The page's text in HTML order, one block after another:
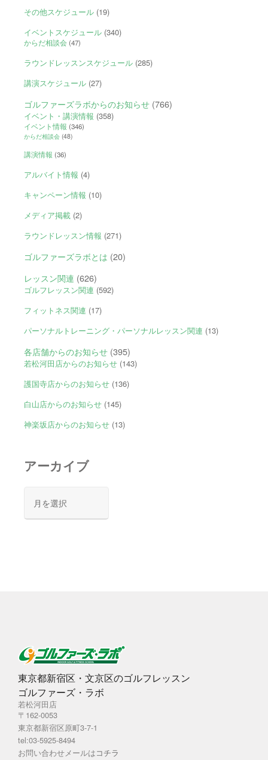
その他スケジュール(19)
イベントスケジュール(340)
からだ相談会(47)
ラウンドレッスンスケジュール(285)
講演スケジュール(27)
ゴルファーズラボからのお知らせ(766)
イベント・講演情報 (358)
イベント情報 (346)
からだ相談会(48)
講演情報 (36)
アルバイト情報 (4)
キャンペーン情報 (10)
メディア掲載(2)
ラウンドレッスン情報 (271)
ゴルファーズラボとは (20)
レッスン関連 (626)
ゴルフレッスン関連 (592)
フィットネス関連 (17)
パーソナルトレーニング・パーソナルレッスン関連 (13)
各店舗からのお知らせ(395)
若松河田店からのお知らせ(143)
護国寺店からのお知らせ(136)
白山店からのお知らせ(145)
神楽坂店からのお知らせ(13)
アーカイブ
カ
東京都新宿区・文京区のゴルフレッスン
ゴルファーズ・ラボ
若松河田店
〒162-0053
東京都新宿区原町3-7-1
tel:03-5925-8494
お問い合わせメールはコチラ